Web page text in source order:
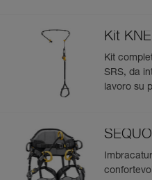
Visualizza lo storico di un
produzione.
Per saperne di più
Kit
Kit
SRS, da
lavoro su